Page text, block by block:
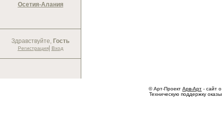
Осетия-Алания
Здравствуйте, Гость
Регистрация| Вход
© Арт-Проект Арв-Арт - сайт
Техническую поддержку